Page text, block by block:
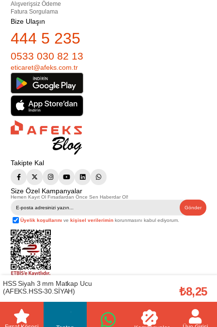
Alışverişsiz Ödeme
Fatura Sorgulama
Bize Ulaşın
444 5 235
0533 030 82 13
eticaret@afeks.com.tr
Takipte Kal
Size Özel Kampanyalar
Hemen Kayıt Ol Fırsatlardan Önce Sen Haberdar Ol!
Gönder
Üyelik koşullarını vekişisel verilerimin korunmasını kabul ediyorum.
Telif Hakkı © 2026 Afeks Yapı Market
. Tüm hakları saklıdır.
Bu web sitesindeki tüm ürünler ticari amaçlıdır. Web sitemizde yer alan
görsel ve yazılı içerikler firmamıza ait olup, firmamızın yazılı izni alınmadan
başka yerlerde kullanılamaz. İçeriklerin izin alınmadan kopyalanması ve
kullanılması 5846 sayılı Fikir ve Sanat Eserleri Yasasına göre suçtur.
HSS Siyah 3 mm Matkap Ucu
(AFEKS.HSS-30.SİYAH)
₺8,25